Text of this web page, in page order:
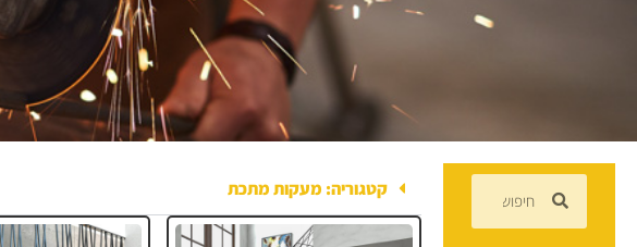
קטגוריה: מעקות מתכת